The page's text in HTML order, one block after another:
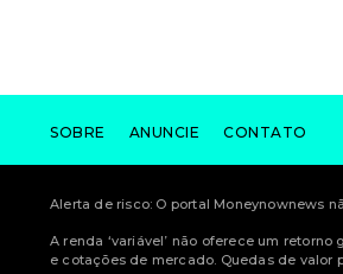
SOBRE ANUNCIE CONTATO
Alerta de risco: O portal Moneynownews
A renda ‘variável’ não oferece um
e cotações de mercado. Quedas de